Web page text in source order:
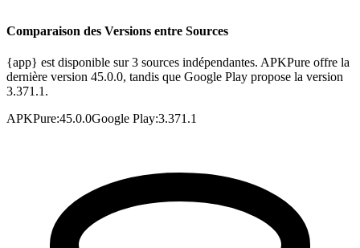
Comparaison des Versions entre Sources
{app} est disponible sur 3 sources indépendantes. APKPure offre la
dernière version 45.0.0, tandis que Google Play propose la version
3.371.1.
APKPure:45.0.0Google Play:3.371.1